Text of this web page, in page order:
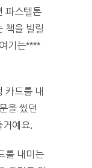
파스텔톤
책을 빌릴
기는****
카드를 내
을 썼던
거예요.
를 내미는